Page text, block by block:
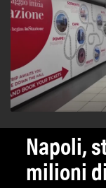
Napoli,
milioni